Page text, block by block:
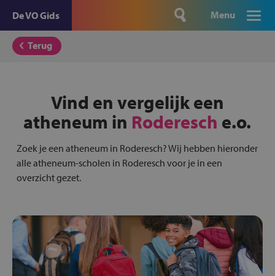
De VO Gids Menu
Terug
Vind en vergelijk een
atheneum in Roderesch e.o.
Zoek je een atheneum in Roderesch? Wij hebben hieronder
alle atheneum-scholen in Roderesch voor je in een
overzicht gezet.